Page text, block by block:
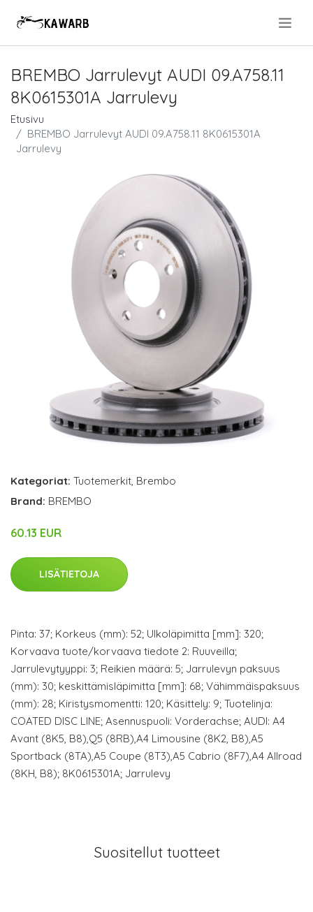
BREMBO Jarrulevyt AUDI 09.A758.11
8K0615301A Jarrulevy
Etusivu
BREMBO Jarrulevyt AUDI 09.A758.11 8K0615301A
Jarrulevy
Kategoriat: Tuotemerkit, Brembo
Brand: BREMBO
60.13 EUR
LISÄTIETOJA
Pinta: 37; Korkeus (mm): 52; Ulkoläpimitta [mm]: 320;
Korvaava tuote/korvaava tiedote 2: Ruuveilla;
Jarrulevytyyppi: 3; Reikien määrä: 5; Jarrulevyn paksuus
(mm): 30; keskittämisläpimitta [mm]: 68; Vähimmäispaksuus
(mm): 28; Kiristysmomentti: 120; Käsittely: 9; Tuotelinja:
COATED DISC LINE; Asennuspuoli: Vorderachse; AUDI: A4
Avant (8K5, B8),Q5 (8RB),A4 Limousine (8K2, B8),A5
Sportback (8TA),A5 Coupe (8T3),A5 Cabrio (8F7),A4 Allroad
(8KH, B8); 8K0615301A; Jarrulevy
Suositellut tuotteet